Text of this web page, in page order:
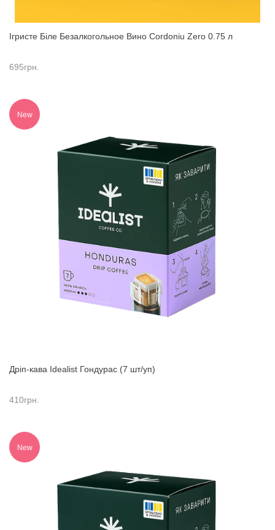
Ігристе Біле Безалкогольное Вино Cordoniu Zero 0.75 л
695грн.
New
Дріп-кава Idealist Гондурас (7 шт/уп)
410грн.
New